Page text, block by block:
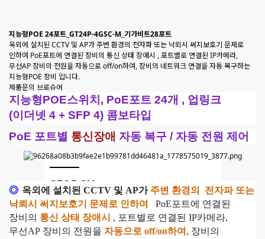
방문해 주셔서 감사합니다.
Close
SEARCH
지능형POE 24포트_GT24P-4GSC-M_기가비트28포트
옥외에 설치된 CCTV 및 AP가 주변 환경의 전자파 또는 낙뢰시 써지보호기 문제로
인하여 PoE포트에 연결된 장비의 통신 상태 장애시 , 포트별로 연결된 IP카메라,
무선AP 장비의 전원을 자동으로 off/on하여, 장비의 네트워크 연결을 자동 복구하는
지능형POE 장비 입니다.
제품문의 브로슈어
지능형POE스위치, PoE포트 24개 , 업링크
(이더넷 4 + SFP 4) 콤보타입
PoE 포트별 통신장애 자동 복구 / 자동 전원 제어
◎ 옥외에 설치된 CCTV 및 AP가 주변 환경의
전자파 또는
낙뢰시 써지보호기 문제로 인하여 PoE포트에 연결된
장비의 통신 상태 장애시 , 포트별로 연결된 IP카메라,
무선AP 장비의 전원을 자동으로 off/on하여 , 장비의